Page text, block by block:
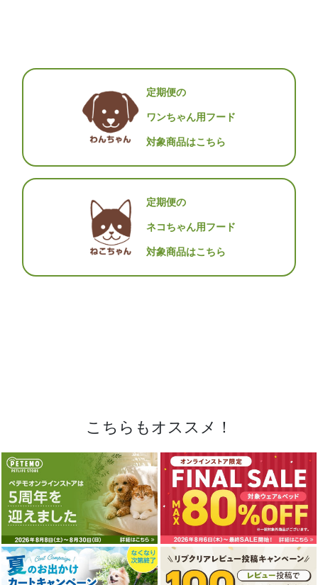
定期便の
ワンちゃん用フード
対象商品はこちら
定期便の
ネコちゃん用フード
対象商品はこちら
こちらもオススメ！